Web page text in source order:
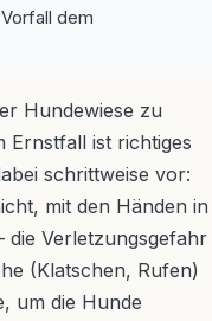
dem
Hundewiese zu
Ernstfall ist richtiges
schrittweise vor:
mit den Händen in
die Verletzungsgefahr
(Klatschen, Rufen)
um die Hunde